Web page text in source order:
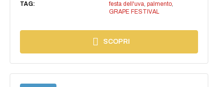
TAG:
festa dell'uva, palmento,
GRAPE FESTIVAL
SCOPRI